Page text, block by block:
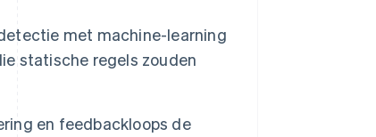
met machine-learning
statische regels zouden
en feedbackloops de